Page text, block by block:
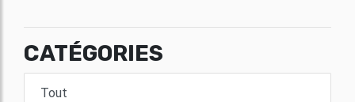
CATÉGORIES
Tout